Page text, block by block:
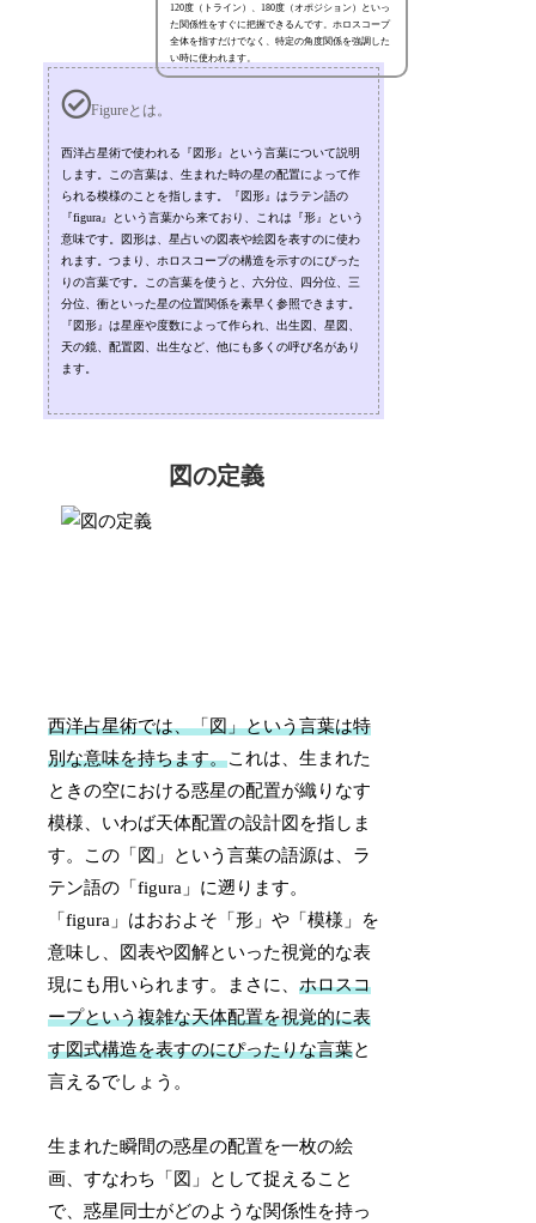
120度（トライン）、180度（オポジション）といっ
た関係性をすぐに把握できるんです。ホロスコープ
全体を指すだけでなく、特定の角度関係を強調した
い時に使われます。
Figureとは。
西洋占星術で使われる『図形』という言葉について説明
します。この言葉は、生まれた時の星の配置によって作
られる模様のことを指します。『図形』はラテン語の
『figura』という言葉から来ており、これは『形』という
意味です。図形は、星占いの図表や絵図を表すのに使わ
れます。つまり、ホロスコープの構造を示すのにぴった
りの言葉です。この言葉を使うと、六分位、四分位、三
分位、衝といった星の位置関係を素早く参照できます。
『図形』は星座や度数によって作られ、出生図、星図、
天の鏡、配置図、出生など、他にも多くの呼び名があり
ます。
図の定義
西洋占星術では、「図」という言葉は特
別な意味を持ちます。これは、生まれた
ときの空における惑星の配置が織りなす
模様、いわば天体配置の設計図を指しま
す。この「図」という言葉の語源は、ラ
テン語の「figura」に遡ります。
「figura」はおおよそ「形」や「模様」を
意味し、図表や図解といった視覚的な表
現にも用いられます。まさに、ホロスコ
ープという複雑な天体配置を視覚的に表
す図式構造を表すのにぴったりな言葉と
言えるでしょう。
生まれた瞬間の惑星の配置を一枚の絵
画、すなわち「図」として捉えること
で、惑星同士がどのような関係性を持っ